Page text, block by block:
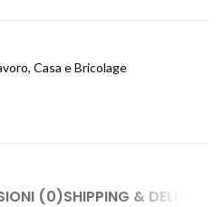
, Casa e Bricolage
(0)SHIPPING & DELIVERY